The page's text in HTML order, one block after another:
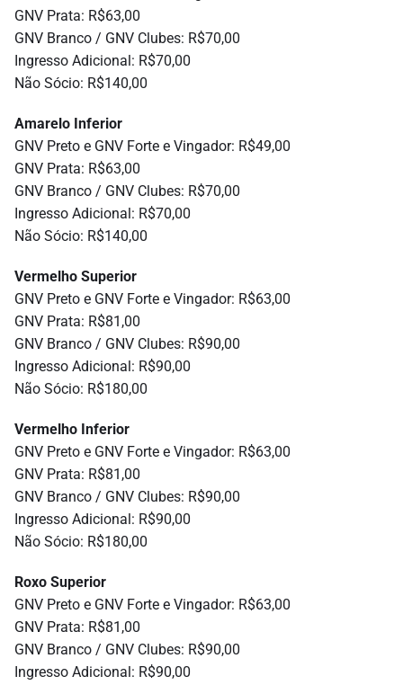
GNV Prata: R$63,00
GNV Branco / GNV Clubes: R$70,00
Ingresso Adicional: R$70,00
Não Sócio: R$140,00
Amarelo Inferior
GNV Preto e GNV Forte e Vingador: R$49,00
GNV Prata: R$63,00
GNV Branco / GNV Clubes: R$70,00
Ingresso Adicional: R$70,00
Não Sócio: R$140,00
Vermelho Superior
GNV Preto e GNV Forte e Vingador: R$63,00
GNV Prata: R$81,00
GNV Branco / GNV Clubes: R$90,00
Ingresso Adicional: R$90,00
Não Sócio: R$180,00
Vermelho Inferior
GNV Preto e GNV Forte e Vingador: R$63,00
GNV Prata: R$81,00
GNV Branco / GNV Clubes: R$90,00
Ingresso Adicional: R$90,00
Não Sócio: R$180,00
Roxo Superior
GNV Preto e GNV Forte e Vingador: R$63,00
GNV Prata: R$81,00
GNV Branco / GNV Clubes: R$90,00
Ingresso Adicional: R$90,00